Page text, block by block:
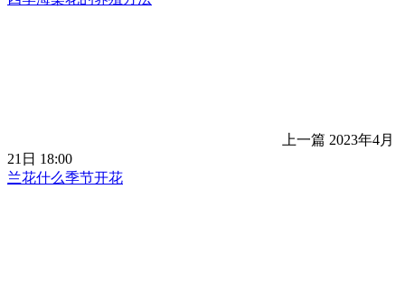
上一篇 2023年4月
21日 18:00
兰花什么季节开花